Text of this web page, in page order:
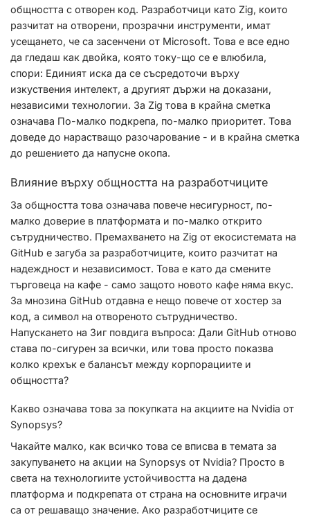
общността с отворен код. Разработчици като Zig, които
разчитат на отворени, прозрачни инструменти, имат
усещането, че са засенчени от Microsoft. Това е все едно
да гледаш как двойка, която току-що се е влюбила,
спори: Единият иска да се съсредоточи върху
изкуствения интелект, а другият държи на доказани,
независими технологии. За Zig това в крайна сметка
означава По-малко подкрепа, по-малко приоритет. Това
доведе до нарастващо разочарование - и в крайна сметка
до решението да напусне окопа.
Влияние върху общността на разработчиците
За общността това означава повече несигурност, по-
малко доверие в платформата и по-малко открито
сътрудничество. Премахването на Zig от екосистемата на
GitHub е загуба за разработчиците, които разчитат на
надеждност и независимост. Това е като да смените
търговеца на кафе - само защото новото кафе няма вкус.
За мнозина GitHub отдавна е нещо повече от хостер за
код, а символ на отвореното сътрудничество.
Напускането на Зиг повдига въпроса: Дали GitHub отново
става по-сигурен за всички, или това просто показва
колко крехък е балансът между корпорациите и
общността?
Какво означава това за покупката на акциите на Nvidia от
Synopsys?
Чакайте малко, как всичко това се вписва в темата за
закупуването на акции на Synopsys от Nvidia? Просто в
света на технологиите устойчивостта на дадена
платформа и подкрепата от страна на основните играчи
са от решаващо значение. Ако разработчиците се